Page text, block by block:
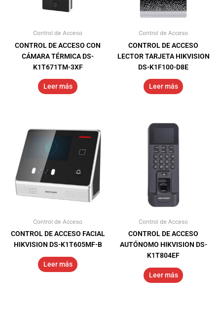
Control de Acceso
CONTROL DE ACCESO CON
CÁMARA TÉRMICA DS-
K1T671TM-3XF
Leer más
Control de Acceso
CONTROL DE ACCESO
LECTOR TARJETA HIKVISION
DS-K1F100-D8E
Leer más
Control de Acceso
CONTROL DE ACCESO FACIAL
HIKVISION DS-K1T605MF-B
Leer más
Control de Acceso
CONTROL DE ACCESO
AUTÓNOMO HIKVISION DS-
K1T804EF
Leer más